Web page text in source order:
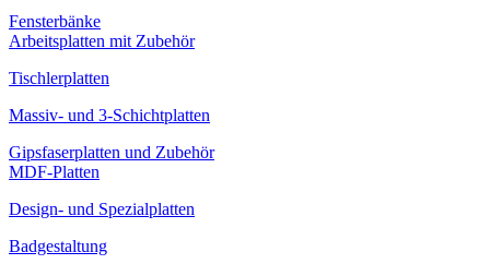
Fensterbänke
Arbeitsplatten mit Zubehör
Tischlerplatten
Massiv- und 3-Schichtplatten
Gipsfaserplatten und Zubehör
MDF-Platten
Design- und Spezialplatten
Badgestaltung